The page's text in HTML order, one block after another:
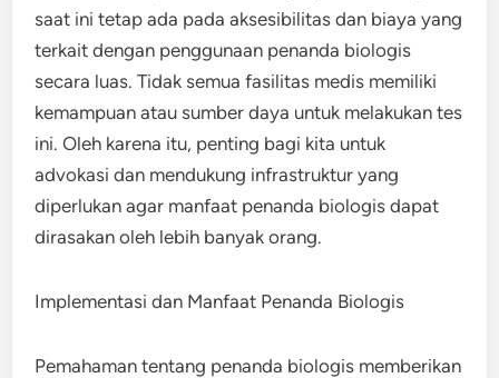
saat ini tetap ada pada aksesibilitas dan biaya yang
terkait dengan penggunaan penanda biologis
secara luas. Tidak semua fasilitas medis memiliki
kemampuan atau sumber daya untuk melakukan tes
ini. Oleh karena itu, penting bagi kita untuk
advokasi dan mendukung infrastruktur yang
diperlukan agar manfaat penanda biologis dapat
dirasakan oleh lebih banyak orang.
Implementasi dan Manfaat Penanda Biologis
Pemahaman tentang penanda biologis memberikan